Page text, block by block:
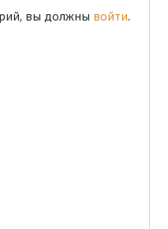
вы должны войти.